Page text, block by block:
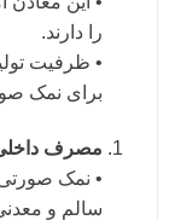
را دارند.
• ظرفیت
برای نمک صورتی حدود
مصرف
• نمک صورتی
سالم و